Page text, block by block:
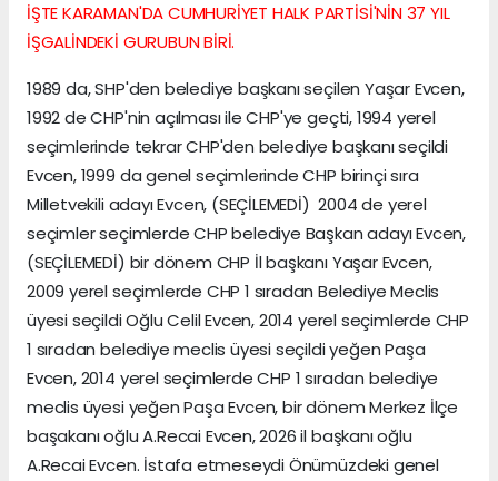
İŞTE KARAMAN'DA CUMHURİYET HALK PARTİSİ'NİN 37 YIL
İŞGALİNDEKİ GURUBUN BİRİ.
1989 da, SHP'den belediye başkanı seçilen Yaşar Evcen,
1992 de CHP'nin açılması ile CHP'ye geçti, 1994 yerel
seçimlerinde tekrar CHP'den belediye başkanı seçildi
Evcen, 1999 da genel seçimlerinde CHP birinçi sıra
Milletvekili adayı Evcen, (SEÇİLEMEDİ) 2004 de yerel
seçimler seçimlerde CHP belediye Başkan adayı Evcen,
(SEÇİLEMEDİ) bir dönem CHP İl başkanı Yaşar Evcen,
2009 yerel seçimlerde CHP 1 sıradan Belediye Meclis
üyesi seçildi Oğlu Celil Evcen, 2014 yerel seçimlerde CHP
1 sıradan belediye meclis üyesi seçildi yeğen Paşa
Evcen, 2014 yerel seçimlerde CHP 1 sıradan belediye
meclis üyesi yeğen Paşa Evcen, bir dönem Merkez İlçe
başakanı oğlu A.Recai Evcen, 2026 il başkanı oğlu
A.Recai Evcen. İstafa etmeseydi Önümüzdeki genel